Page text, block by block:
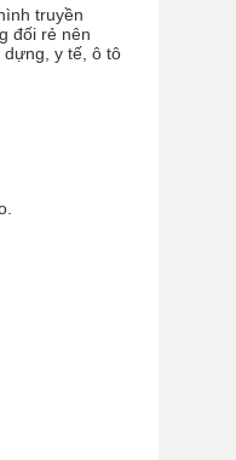
truyền
đối rẻ nên
dựng, y tế, ô tô